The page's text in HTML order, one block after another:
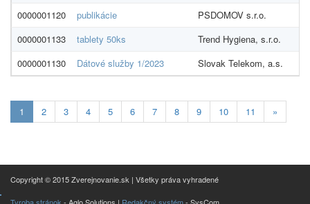
0000001120
publikácie
PSDOMOV s.r.o.
0000001133
tablety 50ks
Trend Hygiena, s.r.o.
0000001130
Dátové služby 1/2023 Slovak Telekom, a.s.
1 Aktualna-
stranka
2 3 4 5 6 7 8 9 10 11 »
Copyright © 2015 Zverejnovanie.sk | Všetky práva vyhradené